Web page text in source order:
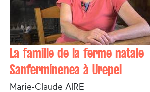
La famille de la ferme natale
Sanferminenea à Urepel
Marie-Claude AIRE